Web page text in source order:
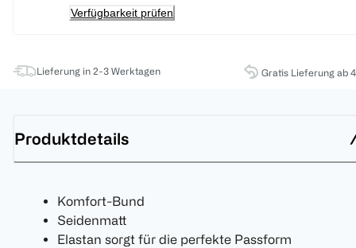
Verfügbarkeit prüfen
Lieferung in 2-3 Werktagen Gratis Lieferung ab
Produktdetails
Komfort-Bund
Seidenmatt
Elastan sorgt für die perfekte Passform